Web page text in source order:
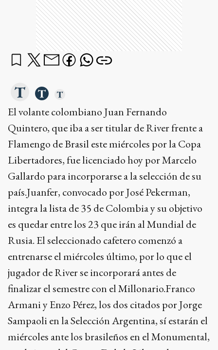
El volante colombiano Juan Fernando
Quintero, que iba a ser titular de River frente a
Flamengo de Brasil este miércoles por la Copa
Libertadores, fue licenciado hoy por Marcelo
Gallardo para incorporarse a la selección de su
país.Juanfer, convocado por José Pekerman,
integra la lista de 35 de Colombia y su objetivo
es quedar entre los 23 que irán al Mundial de
Rusia. El seleccionado cafetero comenzó a
entrenarse el miércoles último, por lo que el
jugador de River se incorporará antes de
finalizar el semestre con el Millonario.Franco
Armani y Enzo Pérez, los dos citados por Jorge
Sampaoli en la Selección Argentina, sí estarán el
miércoles ante los brasileños en el Monumental,